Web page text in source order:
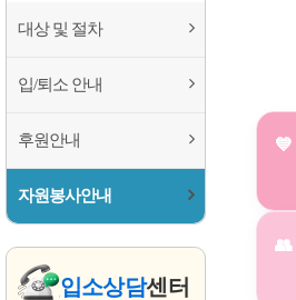
대상 및 절차
입/퇴소 안내
후원안내
자원봉사안내
입소상담센터
💙
👥